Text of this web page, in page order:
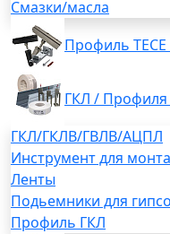
Смазки/масла
Профиль
ГКЛ /
ГКЛ/ГКЛВ/ГВЛВ/АЦПЛ
Инструмент для
Ленты
Подьемники для
Профиль ГКЛ